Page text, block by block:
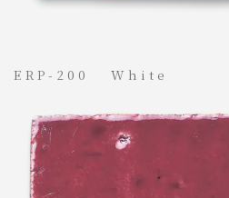
ERP-200 White